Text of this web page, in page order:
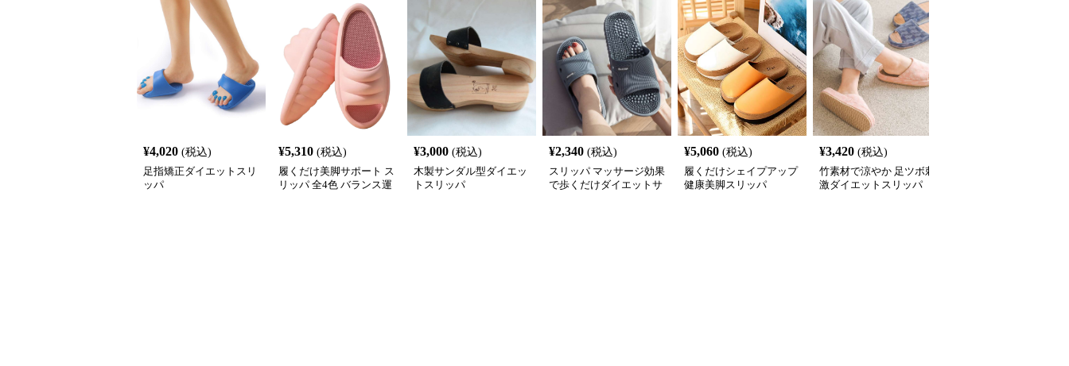
¥4,020 (税込)
足指矯正ダイエットスリ
ッパ
¥5,310 (税込)
履くだけ美脚サポート ス
リッパ 全4色 バランス運
¥3,000 (税込)
木製サンダル型ダイエッ
トスリッパ
¥2,340 (税込)
スリッパ マッサージ効果
で歩くだけダイエットサ
¥5,060 (税込)
履くだけシェイプアップ
健康美脚スリッパ
¥3,420 (税込)
竹素材で涼やか 足ツボ刺
激ダイエットスリッパ